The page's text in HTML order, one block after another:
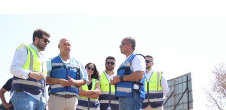
POR
LOS
VERTIDOS
DE
AGUAS
FECALES
EN